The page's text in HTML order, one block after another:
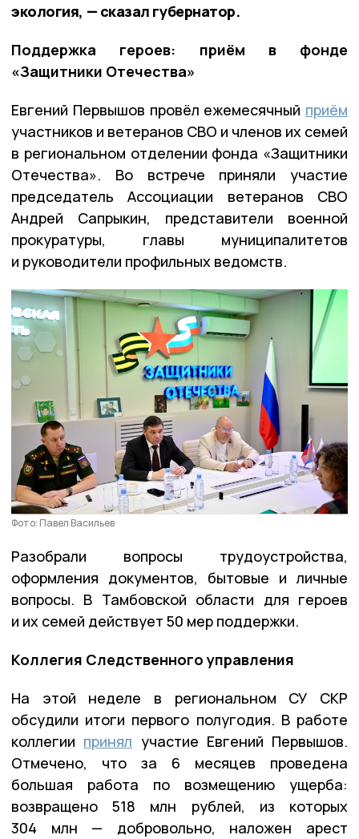
экология, — сказал губернатор.
Поддержка героев: приём в фонде
«Защитники Отечества»
Евгений Первышов провёл ежемесячный приём
участников и ветеранов СВО и членов их семей
в региональном отделении фонда «Защитники
Отечества». Во встрече приняли участие
председатель Ассоциации ветеранов СВО
Андрей Сапрыкин, представители военной
прокуратуры, главы муниципалитетов
и руководители профильных ведомств.
Фото: Павел Васильев
Разобрали вопросы трудоустройства,
оформления документов, бытовые и личные
вопросы. В Тамбовской области для героев
и их семей действует 50 мер поддержки.
Коллегия Следственного управления
На этой неделе в региональном СУ СКР
обсудили итоги первого полугодия. В работе
коллегии принял участие Евгений Первышов.
Отмечено, что за 6 месяцев проведена
большая работа по возмещению ущерба:
возвращено 518 млн рублей, из которых
304 млн — добровольно, наложен арест